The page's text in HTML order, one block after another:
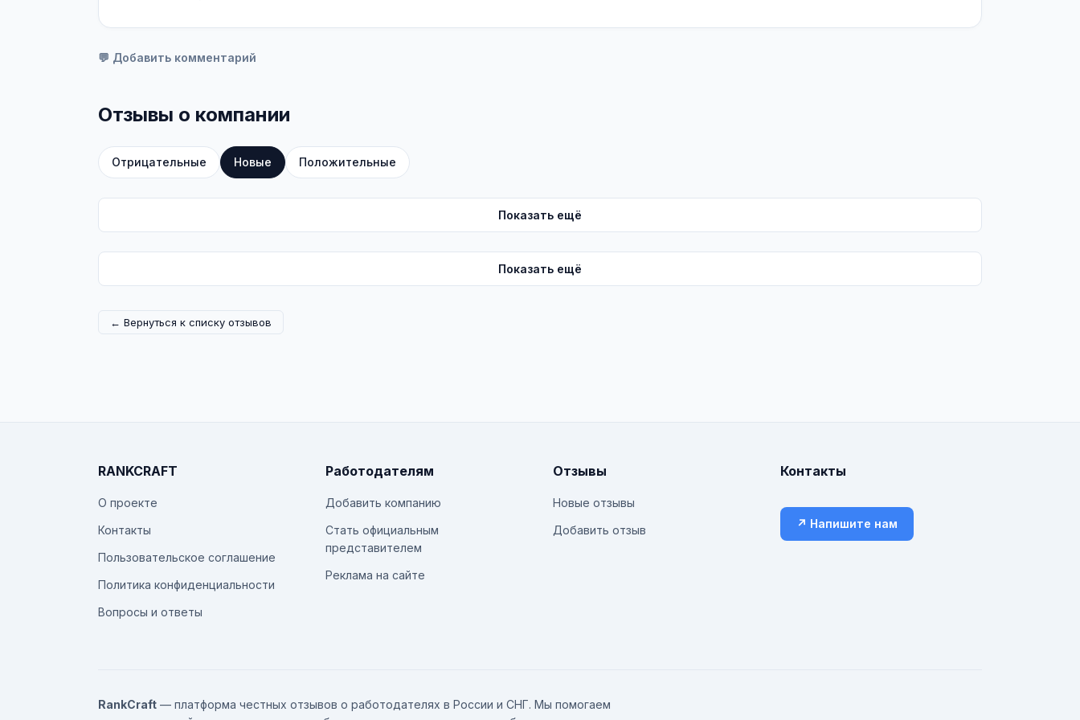
💬 Добавить комментарий
Отзывы о компании
Отрицательные Новые Положительные
Показать ещё
Показать ещё
← Вернуться к списку отзывов
RANKCRAFT
О проекте
Контакты
Пользовательское соглашение
Политика конфиденциальности
Вопросы и ответы
Работодателям
Добавить компанию
Стать официальным
представителем
Реклама на сайте
Отзывы
Новые отзывы
Добавить отзыв
Контакты
↗ Напишите нам
RankCraft — платформа честных отзывов о работодателях в России и СНГ. Мы помогаем